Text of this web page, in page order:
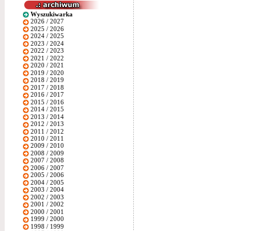
Wyszukiwarka
2026 / 2027
2025 / 2026
2024 / 2025
2023 / 2024
2022 / 2023
2021 / 2022
2020 / 2021
2019 / 2020
2018 / 2019
2017 / 2018
2016 / 2017
2015 / 2016
2014 / 2015
2013 / 2014
2012 / 2013
2011 / 2012
2010 / 2011
2009 / 2010
2008 / 2009
2007 / 2008
2006 / 2007
2005 / 2006
2004 / 2005
2003 / 2004
2002 / 2003
2001 / 2002
2000 / 2001
1999 / 2000
1998 / 1999